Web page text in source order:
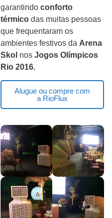
garantindo conforto
térmico das muitas pessoas
que frequentaram os
ambientes festivos da Arena
Skol nos Jogos Olímpicos
Rio 2016.
Alugue ou compre com
a RioFlux